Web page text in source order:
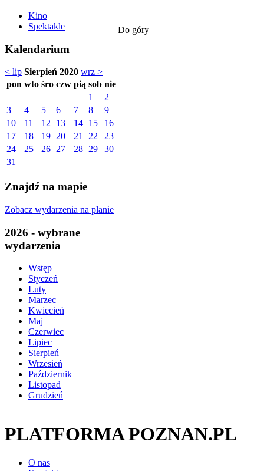
Kino
Spektakle
Kalendarium
< lip Sierpień 2020 wrz >
pon wto śro czw pią sob nie
1
2
3
4 5 6 7 8
9
10
11 12 13 14 15
16
17
18 19 20 21 22
23
24
25 26 27 28 29
30
31
Znajdź na mapie
Zobacz wydarzenia na planie
2026 - wybrane
wydarzenia
Wstęp
Styczeń
Luty
Marzec
Kwiecień
Maj
Czerwiec
Lipiec
Sierpień
Wrzesień
Październik
Listopad
Grudzień
Do góry
PLATFORMA POZNAN.PL
O nas